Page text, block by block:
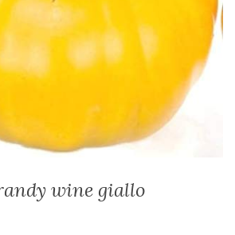
wine giallo